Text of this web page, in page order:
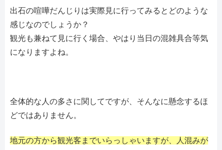
出石の喧嘩だんじりは実際見に行ってみるとどのような
感じなのでしょうか？
観光も兼ねて見に行く場合、やはり当日の混雑具合等気
になりますよね。
全体的な人の多さに関してですが、そんなに懸念するほ
どではありません。
地元の方から観光客までいらっしゃいますが、人混みが